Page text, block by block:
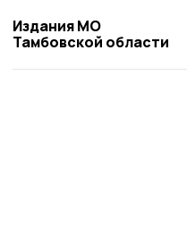
Издания МО
Тамбовской области